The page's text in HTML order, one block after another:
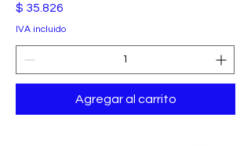
Precio
$ 35.826
IVA incluido
Agregar al carrito